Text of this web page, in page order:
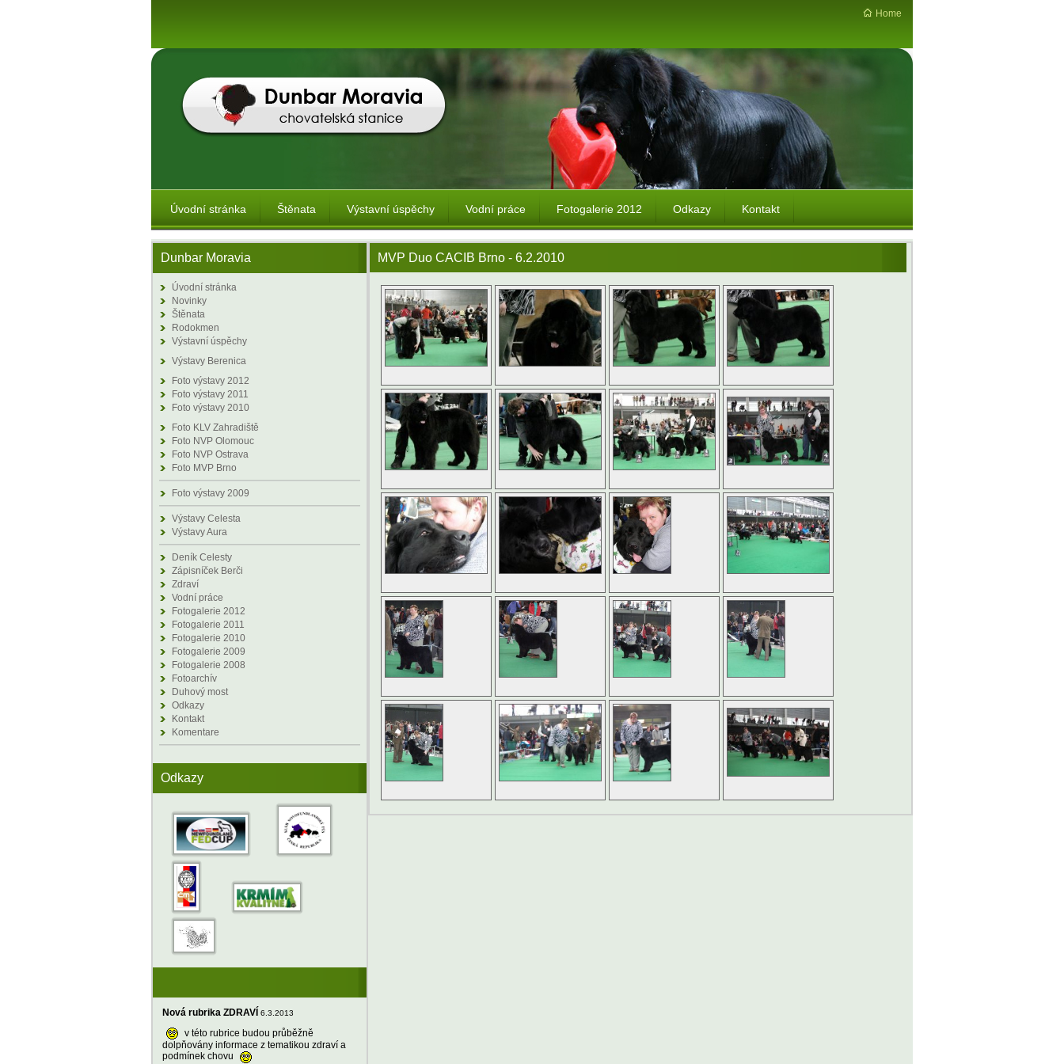
Home
Úvodní stránka Štěnata Výstavní úspěchy Vodní práce Fotogalerie 2012 Odkazy Kontakt
Dunbar Moravia
Úvodní stránka
Novinky
Štěnata
Rodokmen
Výstavní úspěchy
Výstavy Berenica
Foto výstavy 2012
Foto výstavy 2011
Foto výstavy 2010
Foto KLV Zahradiště
Foto NVP Olomouc
Foto NVP Ostrava
Foto MVP Brno
Foto výstavy 2009
Výstavy Celesta
Výstavy Aura
Deník Celesty
Zápisníček Berči
Zdraví
Vodní práce
Fotogalerie 2012
Fotogalerie 2011
Fotogalerie 2010
Fotogalerie 2009
Fotogalerie 2008
Fotoarchív
Duhový most
Odkazy
Kontakt
Komentare
Odkazy
Nová rubrika ZDRAVÍ 6.3.2013
v této rubrice budou průběžně
dolpňovány informace z tematikou zdraví a
podmínek chovu
MVP Duo CACIB Brno - 6.2.2010